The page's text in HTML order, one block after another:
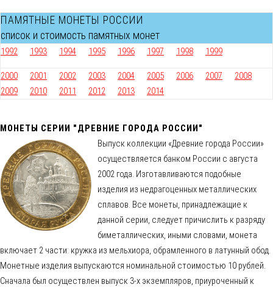
ПАМЯТНЫЕ МОНЕТЫ РОССИИ
список и стоимость памятных монет
1992 1993 1994 1995 1996 1997 1998 1999
2000 2001 2002 2003 2004 2005 2006 2007
2008
2009
2010 2011 2012 2013 2014
МОНЕТЫ СЕРИИ "ДРЕВНИЕ ГОРОДА РОССИИ"
Выпуск коллекции «Древние города России»
осуществляется банком России с августа
2002 года. Изготавливаются подобные
изделия из недрагоценных металлических
сплавов. Все монеты, принадлежащие к
данной серии, следует причислить к разряду
биметаллических, иными словами, монета
включает 2 части: кружка из мельхиора, обрамленного в латунный обод.
Монетные изделия выпускаются номинальной стоимостью 10 рублей.
Сначала был осуществлен выпуск 3-х экземпляров, приуроченный к